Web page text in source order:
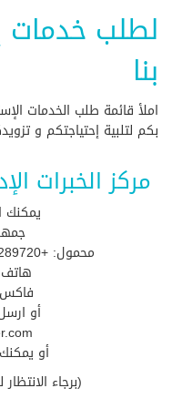
لطلب خدمات
بنا
املأ قائمة طلب الخدمات
بكم لتلبية إحتياجتكم و
مركز الخبرات
يمكنك
محمول: +201005289720 – +201003223554
هاتف:
فاكس:
أو
أو
(برجاء